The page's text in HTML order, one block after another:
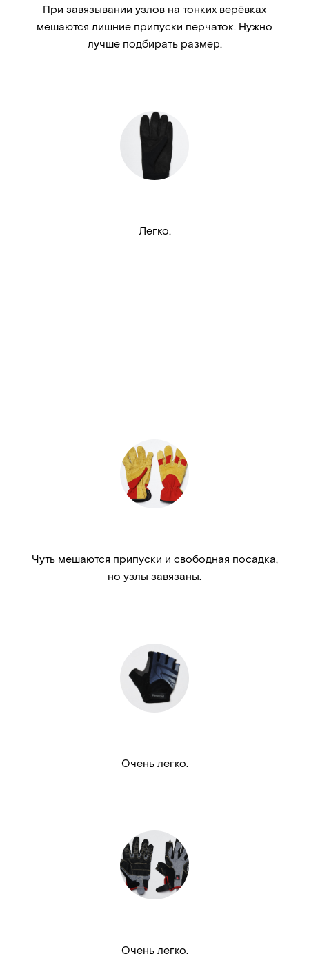
При завязывании узлов на тонких верёвках
мешаются лишние припуски перчаток. Нужно
лучше подбирать размер.
Легко.
Чуть мешаются припуски и свободная посадка,
но узлы завязаны.
Очень легко.
Очень легко.